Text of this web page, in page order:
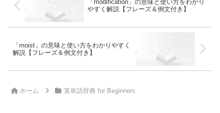
「modification」の意味と使い方をわかり
やすく解説【フレーズ＆例文付き】
「moist」の意味と使い方をわかりやすく
解説【フレーズ＆例文付き】
ホーム 英単語辞典 for Beginners